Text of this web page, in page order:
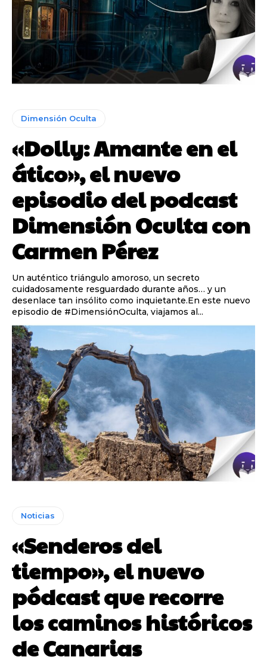
Dimensión Oculta
«Dolly: Amante en el
ático», el nuevo
episodio del podcast
Dimensión Oculta con
Carmen Pérez
Un auténtico triángulo amoroso, un secreto
cuidadosamente resguardado durante años… y un
desenlace tan insólito como inquietante.En este nuevo
episodio de #DimensiónOculta, viajamos al...
Noticias
«Senderos del
tiempo», el nuevo
pódcast que recorre
los caminos históricos
de Canarias